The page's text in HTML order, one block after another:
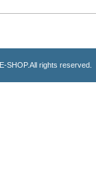
SHOP.All rights reserved.